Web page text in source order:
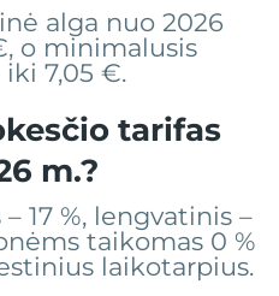
alga nuo 2026
o minimalusis
7,05 €.
tarifas
m.?
17 %, lengvatinis –
taikomas 0 %
laikotarpius.